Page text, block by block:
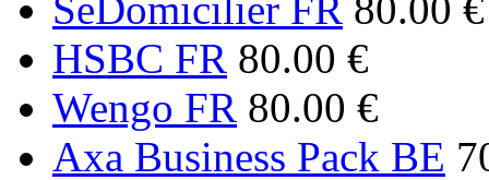
HSBC FR 80.00 €
Wengo FR 80.00 €
Axa Business Pack BE